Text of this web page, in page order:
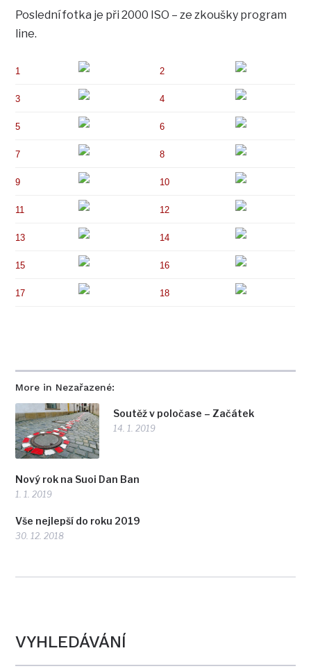
More in Nezařazené:
Soutěž v poločase – Začátek
14. 1. 2019
Nový rok na Suoi Dan Ban
1. 1. 2019
Vše nejlepší do roku 2019
30. 12. 2018
Poslední fotka je při 2000 ISO – ze zkoušky program
line.
1 2
3 4
5 6
7 8
9 10
11 12
13 14
15 16
17 18
VYHLEDÁVÁNÍ